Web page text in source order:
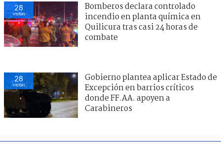
28
visitas
Bomberos declara controlado
incendio en planta química en
Quilicura tras casi 24 horas de
combate
28
visitas
Gobierno plantea aplicar Estado de
Excepción en barrios críticos
donde FF.AA. apoyen a
Carabineros